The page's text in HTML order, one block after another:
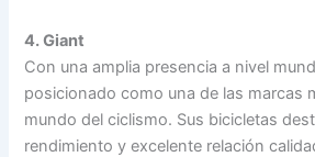
4. Giant
Con una amplia presencia a nivel
posicionado como una de las marcas
mundo del ciclismo. Sus bicicletas
rendimiento y excelente relación